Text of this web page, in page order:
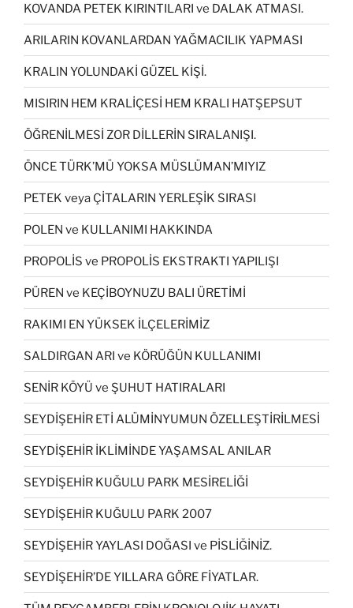
KOVANDA PETEK KIRINTILARI ve DALAK ATMASI.
ARILARIN KOVANLARDAN YAĞMACILIK YAPMASI
KRALIN YOLUNDAKİ GÜZEL KİŞİ.
MISIRIN HEM KRALİÇESİ HEM KRALI HATŞEPSUT
ÖĞRENİLMESİ ZOR DİLLERİN SIRALANIŞI.
ÖNCE TÜRK’MÜ YOKSA MÜSLÜMAN’MIYIZ
PETEK veya ÇİTALARIN YERLEŞİK SIRASI
POLEN ve KULLANIMI HAKKINDA
PROPOLİS ve PROPOLİS EKSTRAKTI YAPILIŞI
PÜREN ve KEÇİBOYNUZU BALI ÜRETİMİ
RAKIMI EN YÜKSEK İLÇELERİMİZ
SALDIRGAN ARI ve KÖRÜĞÜN KULLANIMI
SENİR KÖYÜ ve ŞUHUT HATIRALARI
SEYDİŞEHİR ETİ ALÜMİNYUMUN ÖZELLEŞTİRİLMESİ
SEYDİŞEHİR İKLİMİNDE YAŞAMSAL ANILAR
SEYDİŞEHİR KUĞULU PARK MESİRELİĞİ
SEYDİŞEHİR KUĞULU PARK 2007
SEYDİŞEHİR YAYLASI DOĞASI ve PİSLİĞİNİZ.
SEYDİŞEHİR’DE YILLARA GÖRE FİYATLAR.